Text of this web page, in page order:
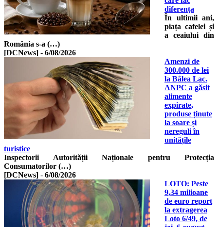
diferența
În ultimii ani,
piața cafelei și
a ceaiului din
România s-a (…)
[DCNews] - 6/08/2026
Amenzi de
300.000 de lei
la Bâlea Lac.
ANPC a găsit
alimente
expirate,
produse ținute
la soare și
nereguli în
unitățile
turistice
Inspectorii Autorității Naționale pentru Protecția
Consumatorilor (…)
[DCNews] - 6/08/2026
LOTO: Peste
9,34 milioane
de euro report
la extragerea
Loto 6/49, de